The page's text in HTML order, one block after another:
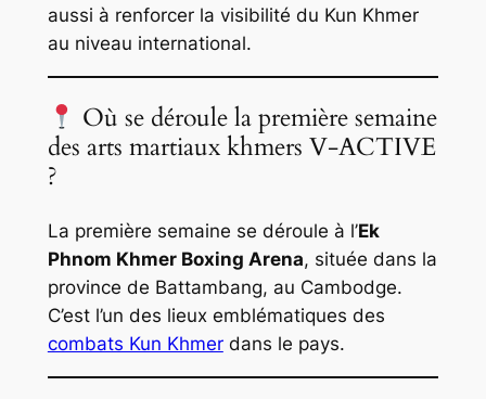
aussi à renforcer la visibilité du Kun Khmer
au niveau international.
Où se déroule la première semaine
des arts martiaux khmers V-ACTIVE
?
La première semaine se déroule à l’Ek
Phnom Khmer Boxing Arena, située dans la
province de Battambang, au Cambodge.
C’est l’un des lieux emblématiques des
combats Kun Khmerdans le pays.